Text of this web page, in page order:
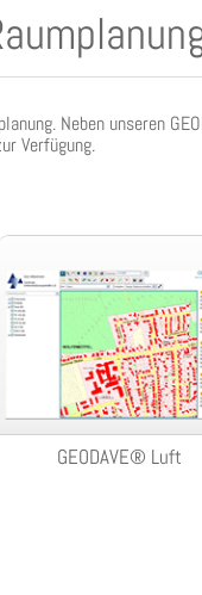
Neben unseren
Verfügung.
GEODAVE® Luft